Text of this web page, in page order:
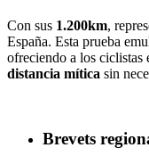
Con sus 1.200km,
España. Esta prueba
ofreciendo a los ciclistas
distancia mítica sin
Brevets